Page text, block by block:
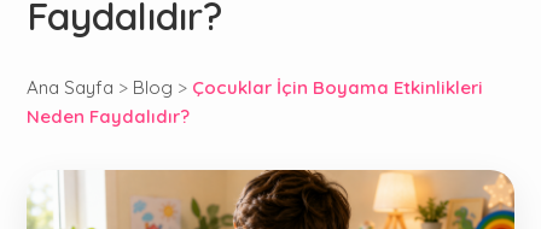
Faydalıdır?
Ana Sayfa > Blog > Çocuklar İçin Boyama Etkinlikleri
Neden Faydalıdır?